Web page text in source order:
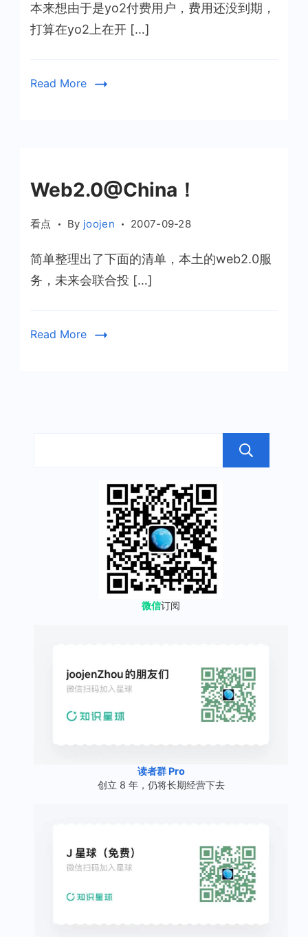
放
本来想由于是yo2付费用户，费用还没到期，
打算在yo2上在开 […]
Read More
Web2.0@China！
看点 By joojen 2007-09-28
简单整理出了下面的清单，本土的web2.0服
务，未来会联合投 […]
Read More
微信订阅
读者群 Pro
创立 8 年，仍将长期经营下去